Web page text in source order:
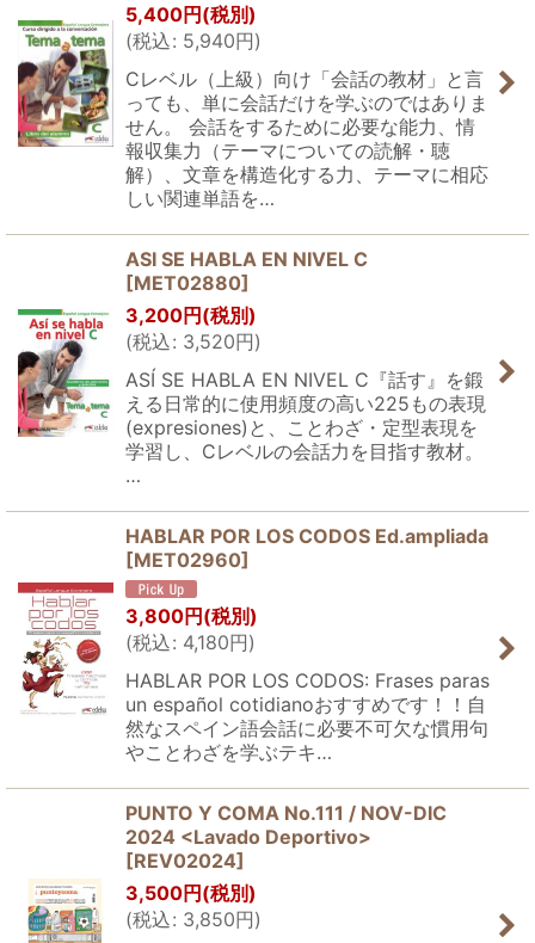
5,400円(税別)
(税込: 5,940円)
Cレベル（上級）向け「会話の教材」と言
っても、単に会話だけを学ぶのではありま
せん。 会話をするために必要な能力、情
報収集力（テーマについての読解・聴
解）、文章を構造化する力、テーマに相応
しい関連単語を…
ASI SE HABLA EN NIVEL C
[MET02880]
3,200円(税別)
(税込: 3,520円)
ASÍ SE HABLA EN NIVEL C『話す』を鍛
える日常的に使用頻度の高い225もの表現
(expresiones)と、ことわざ・定型表現を
学習し、Cレベルの会話力を目指す教材。
…
HABLAR POR LOS CODOS Ed.ampliada
[MET02960]
3,800円(税別)
(税込: 4,180円)
HABLAR POR LOS CODOS: Frases paras
un español cotidianoおすすめです！！自
然なスペイン語会話に必要不可欠な慣用句
やことわざを学ぶテキ…
PUNTO Y COMA No.111 / NOV-DIC
2024 <Lavado Deportivo>
[REV02024]
3,500円(税別)
(税込: 3,850円)